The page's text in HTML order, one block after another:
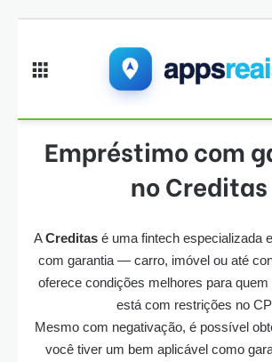
Empréstimo com
no Creditas
ACreditas é uma fintech especializada
com garantia — carro, imóvel ou até
oferece condições melhores para
está com restrições no
Mesmo com negativação, é possível
você tiver um bem aplicável como